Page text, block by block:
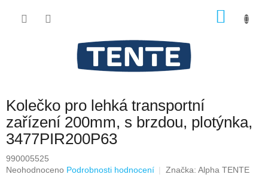
Kolečko pro lehká transportní
zařízení 200mm, s brzdou, plotýnka,
3477PIR200P63
990005525
Průměrné
Neohodnoceno Podrobnosti hodnocení Značka: Alpha TENTE